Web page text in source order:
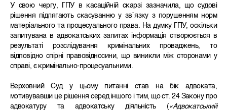
У свою чергу, ГПУ в касаційній скарзі зазначила, що судові
рішення підлягають скасуванню у зв`язку з порушенням норм
матеріального та процесуального права. На думку ГПУ, оскільки
запитувана в адвокатських запитах інформація створюється в
результаті розслідування кримінальних проваджень, то
відповідно спірні правовідносини, що виникли між сторонами у
справі, є кримінально-процесуальними.
Верховний Суд у цьому питанні став на бік адвоката,
мотивувавши це рішення серед іншого і тим, що ст. 24 Закону про
адвокатуру та адвокатську діяльність ( «Адвокатський